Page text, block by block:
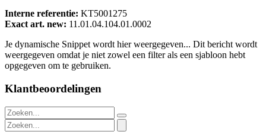
Interne referentie: KT5001275
Exact art. new: 11.01.04.104.01.0002
Je dynamische Snippet wordt hier weergegeven... Dit bericht wordt
weergegeven omdat je niet zowel een filter als een sjabloon hebt
opgegeven om te gebruiken.
Klantbeoordelingen